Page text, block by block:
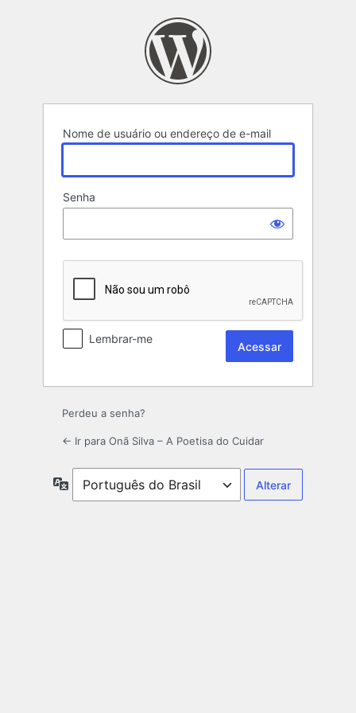
Nome de usuário ou endereço de e-mail
Senha
Lembrar-me
Perdeu a senha?
← Ir para Onã Silva – A Poetisa do Cuidar
Idioma